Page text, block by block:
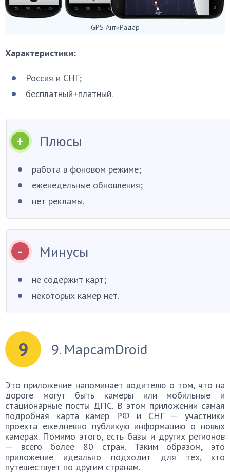
GPS АнтиРадар
Характеристики:
Россия и СНГ;
бесплатный+платный.
Плюсы
работа в фоновом режиме;
еженедельные обновления;
нет рекламы.
Минусы
не содержит карт;
некоторых камер нет.
9 9. MapcamDroid
Это приложение напоминает водителю о том, что на
дороге могут быть камеры или мобильные и
стационарные посты ДПС. В этом приложении самая
подробная карта камер РФ и СНГ — участники
проекта ежедневно публикую информацию о новых
камерах. Помимо этого, есть базы и других регионов
— всего более 80 стран. Таким образом, это
приложение идеально подходит для тех, кто
путешествует по другим странам.